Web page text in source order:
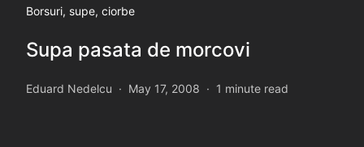
Borsuri, supe, ciorbe
Supa pasata de morcovi
Eduard Nedelcu May 17, 2008 1 minute read